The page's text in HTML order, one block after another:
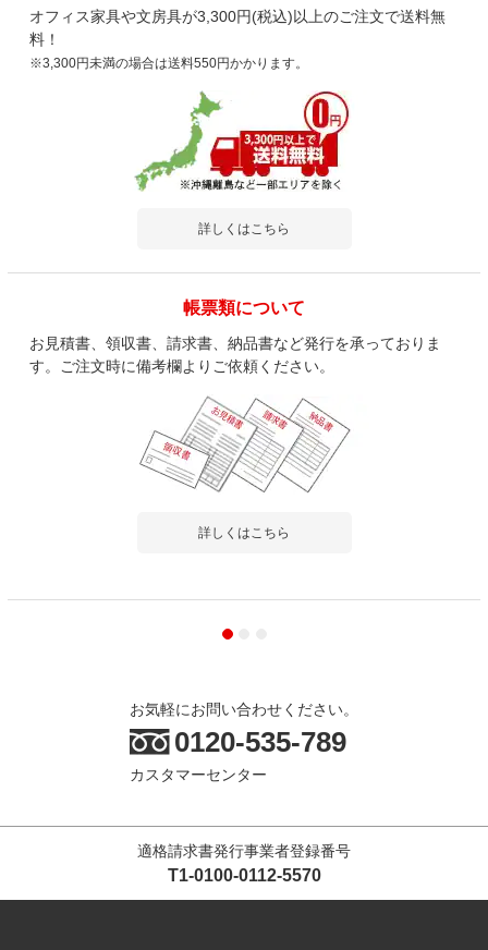
オフィス家具や文房具が3,300円(税込)以上のご注文で送料無
料！
※3,300円未満の場合は送料550円かかります。
詳しくはこちら
帳票類について
お見積書、領収書、請求書、納品書など発行を承っておりま
す。ご注文時に備考欄よりご依頼ください。
詳しくはこちら
お気軽にお問い合わせください。
0120-535-789
カスタマーセンター
適格請求書発行事業者登録番号
T1-0100-0112-5570